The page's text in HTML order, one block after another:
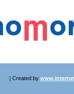
| Created by